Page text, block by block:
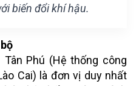
biến đổi khí hậu.
Tân Phú (Hệ thống công
Cai) là đơn vị duy nhất